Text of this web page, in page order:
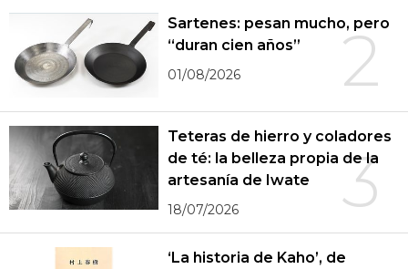
2
Sartenes: pesan mucho, pero
“duran cien años”
01/08/2026
3
Teteras de hierro y coladores
de té: la belleza propia de la
artesanía de Iwate
18/07/2026
‘La historia de Kaho’, de